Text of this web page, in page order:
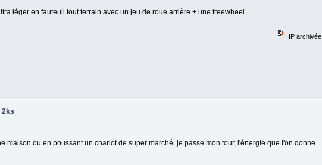
léger en fauteuil tout terrain avec un jeu de roue arrière + une freewheel.
IP archivée
2ks
maison ou en poussant un chariot de super marché, je passe mon tour, l'énergie que l'on donne